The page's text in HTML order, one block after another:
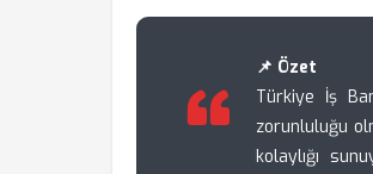
📌 Özet
Türkiye İş
zorunluluğu
kolaylığı